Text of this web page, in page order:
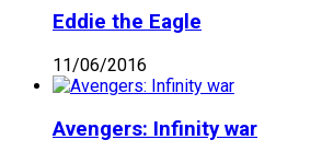
Eddie the Eagle
11/06/2016
Avengers: Infinity war